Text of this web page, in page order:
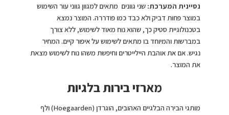
נסיינית המערכת: שני גוונים מתאים למגוון גווני עור השימוש
במוצר פחות דביק ולא כבד כמו פודררה. המוצר נמצא
בטכנולוגיית סטיק כך, שהוא נוח מאוד לשימוש, ללא צורך
במברשות והמיוחד בו מתאים לשימוש על איפור קיים. המחיר
נגיש. אם את אוהבת היילייטרים וחיפשת משהו נוח לשימוש מצאת
את המוצר.
מארזי בירות בלגיות
מותגי הבירה הבלגיים האהובים, הוגרדן (Hoegaarden) ולף